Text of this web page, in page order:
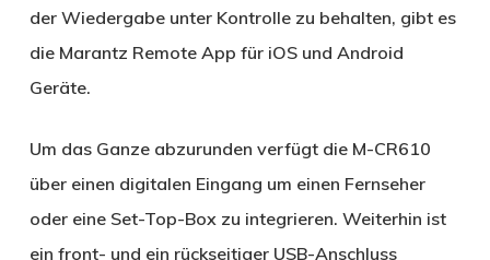
der Wiedergabe unter Kontrolle zu behalten, gibt es
die Marantz Remote App für iOS und Android
Geräte.
Um das Ganze abzurunden verfügt die M-CR610
über einen digitalen Eingang um einen Fernseher
oder eine Set-Top-Box zu integrieren. Weiterhin ist
ein front- und ein rückseitiger USB-Anschluss